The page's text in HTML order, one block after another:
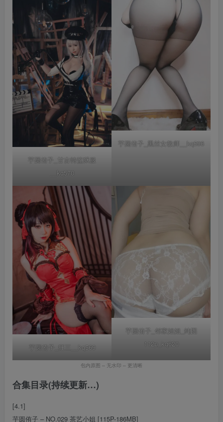
芋圆侑子_甘古特监狱服
__kq570
芋圆侑子_黑丝女教师__kq596
芋圆侑子_狂三__kq569
芋圆侑子_邻家姐姐_纯图
112p_kq620
包内原图 – 无水印 – 更清晰
合集目录(持续更新…)
[4.1]
芋圆侑子 – NO.029 茶艺小姐 [115P-186MB]